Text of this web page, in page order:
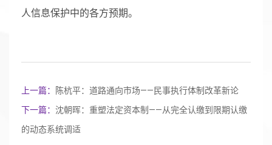
人信息保护中的各方预期。
上一篇：
陈杭平：道路通向市场——民事执行体制改革新论
下一篇： 沈朝晖：重塑法定资本制——从完全认缴到限期认缴
的动态系统调适